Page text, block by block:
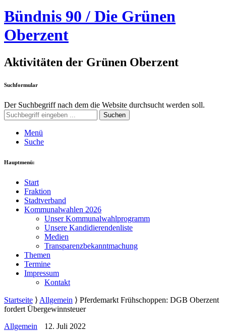
Bündnis 90 / Die Grünen
Oberzent
Aktivitäten der Grünen Oberzent
Suchformular
Der Suchbegriff nach dem die Website durchsucht werden soll.
Suchen
Menü
Suche
Hauptmenü:
Start
Fraktion
Stadtverband
Kommunalwahlen 2026
Unser Kommunalwahlprogramm
Unsere Kandidierendenliste
Medien
Transparenzbekanntmachung
Themen
Termine
Impressum
Kontakt
Startseite ⟩ Allgemein ⟩ Pferdemarkt Frühschoppen: DGB Oberzent
fordert Übergewinnsteuer
Allgemein
12. Juli 2022